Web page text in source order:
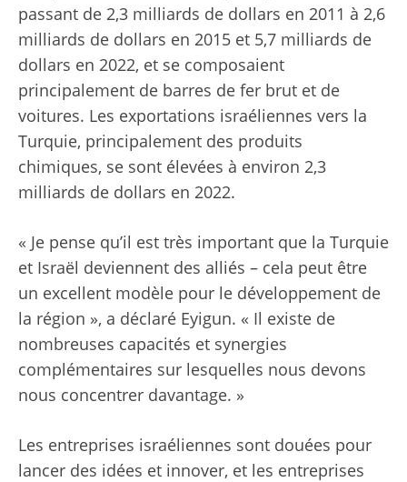
passant de 2,3 milliards de dollars en 2011 à 2,6
milliards de dollars en 2015 et 5,7 milliards de
dollars en 2022, et se composaient
principalement de barres de fer brut et de
voitures. Les exportations israéliennes vers la
Turquie, principalement des produits
chimiques, se sont élevées à environ 2,3
milliards de dollars en 2022.
« Je pense qu’il est très important que la Turquie
et Israël deviennent des alliés – cela peut être
un excellent modèle pour le développement de
la région », a déclaré Eyigun. « Il existe de
nombreuses capacités et synergies
complémentaires sur lesquelles nous devons
nous concentrer davantage. »
Les entreprises israéliennes sont douées pour
lancer des idées et innover, et les entreprises